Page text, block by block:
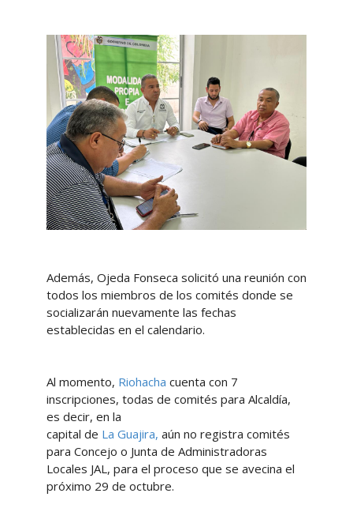
Además, Ojeda Fonseca solicitó una reunión con
todos los miembros de los comités donde se
socializarán nuevamente las fechas
establecidas en el calendario.
Al momento, Riohacha cuenta con 7
inscripciones, todas de comités para Alcaldía,
es decir, en la
capital de La Guajira, aún no registra comités
para Concejo o Junta de Administradoras
Locales JAL, para el proceso que se avecina el
próximo 29 de octubre.